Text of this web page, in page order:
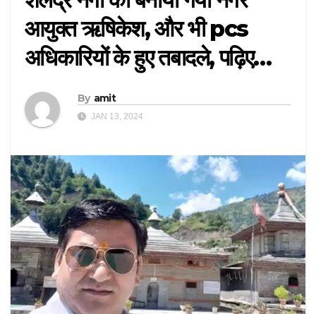
आयुक्त ऋषिकेश, और भी pcs
अधिकारियों के हुए तबादले, पढ़िए…
By amit
JAN 13, 2024